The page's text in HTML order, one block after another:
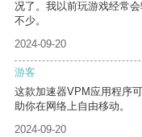
况了。我以前玩游戏经常
不少。
2024-09-20
游客
这款加速器VPM应用程序
助你在网络上自由移动。
2024-09-20